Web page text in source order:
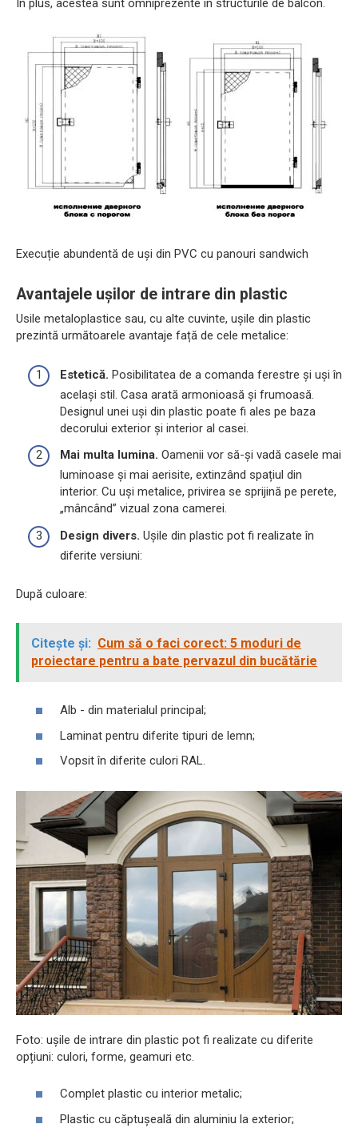
În plus, acestea sunt omniprezente în structurile de balcon.
Execuție abundentă de uși din PVC cu panouri sandwich
Avantajele ușilor de intrare din plastic
Usile metaloplastice sau, cu alte cuvinte, ușile din plastic
prezintă următoarele avantaje față de cele metalice:
Estetică. Posibilitatea de a comanda ferestre și uși în
același stil. Casa arată armonioasă și frumoasă.
Designul unei uși din plastic poate fi ales pe baza
decorului exterior și interior al casei.
Mai multa lumina. Oamenii vor să-și vadă casele mai
luminoase și mai aerisite, extinzând spațiul din
interior. Cu uși metalice, privirea se sprijină pe perete,
„mâncând” vizual zona camerei.
Design divers. Ușile din plastic pot fi realizate în
diferite versiuni:
După culoare:
Citește și: Cum să o faci corect: 5 moduri de
proiectare pentru a bate pervazul din bucătărie
Alb - din materialul principal;
Laminat pentru diferite tipuri de lemn;
Vopsit în diferite culori RAL.
Foto: ușile de intrare din plastic pot fi realizate cu diferite
opțiuni: culori, forme, geamuri etc.
Complet plastic cu interior metalic;
Plastic cu căptușeală din aluminiu la exterior;